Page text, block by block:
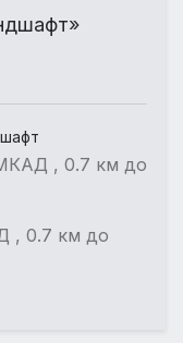
, 0.7 км до
, 0.7 км до